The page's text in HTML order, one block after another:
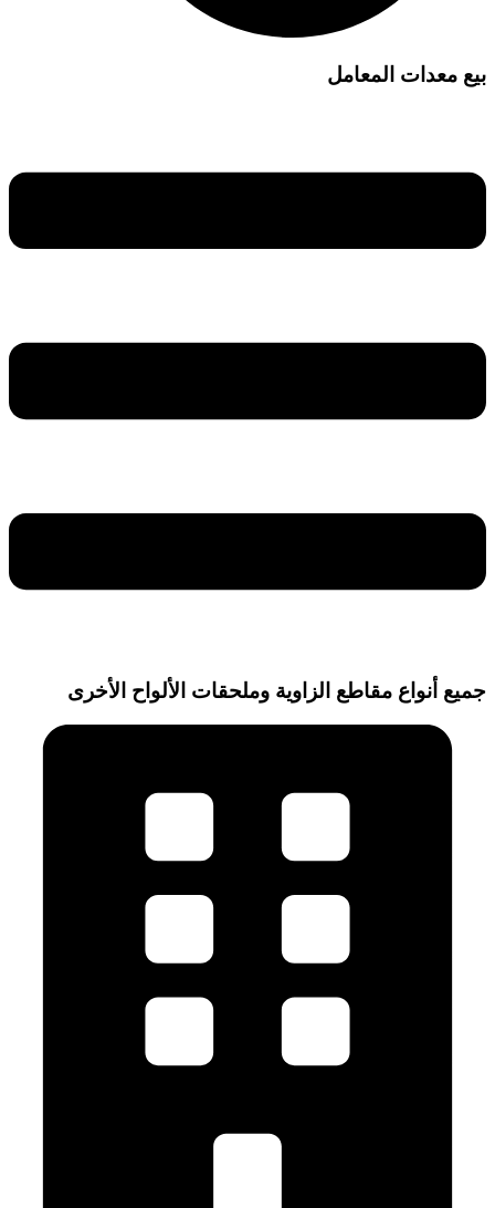
بيع معدات المعامل
جميع أنواع مقاطع الزاوية وملحقات الألواح الأخرى